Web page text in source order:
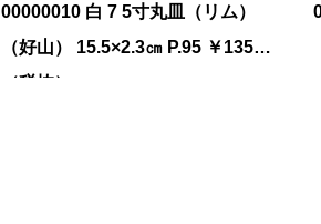
00000010 白 7 5寸丸皿（リム）
（好山） 15.5×2.3㎝ P.95 ￥1350
（税抜）